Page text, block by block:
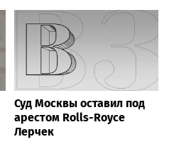
Суд Москвы оставил под
арестом Rolls-Royce
Лерчек